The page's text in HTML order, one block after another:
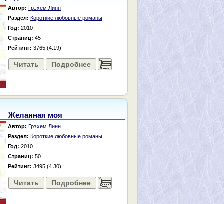
Автор: Грэхем Линн
Раздел: Короткие любовные романы
Год: 2010
Страниц: 45
Рейтинг: 3765 (4.19)
Читать Подробнее ......
Желанная моя
Автор: Грэхем Линн
Раздел: Короткие любовные романы
Год: 2010
Страниц: 50
Рейтинг: 3495 (4.30)
Читать Подробнее ......